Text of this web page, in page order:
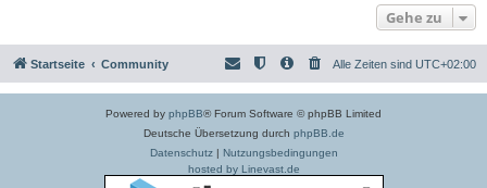
Gehe zu
Startseite Community Alle Zeiten sind UTC+02:00
Powered by phpBB® Forum Software © phpBB Limited
Deutsche Übersetzung durch phpBB.de
Datenschutz| Nutzungsbedingungen
hosted by Linevast.de